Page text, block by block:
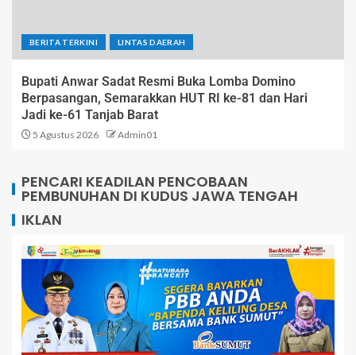
BERITA TERKINI LINTAS DAERAH
Bupati Anwar Sadat Resmi Buka Lomba Domino
Berpasangan, Semarakkan HUT RI ke-81 dan Hari
Jadi ke-61 Tanjab Barat
5 Agustus 2026 Admin01
PENCARI KEADILAN PENCOBAAN
PEMBUNUHAN DI KUDUS JAWA TENGAH
IKLAN